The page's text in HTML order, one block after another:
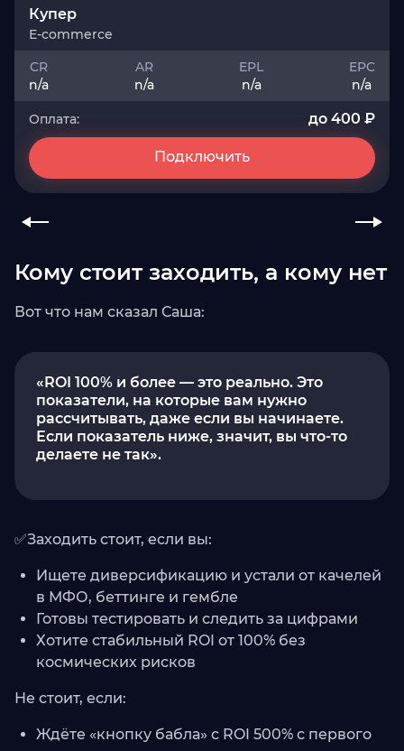
Купер
E-commerce
CR
n/a
AR
n/a
EPL
n/a
EPC
n/a
Оплата: до 400 ₽
Подключить
Кому стоит заходить, а кому нет
Вот что нам сказал Саша:
«ROI 100% и более — это реально. Это
показатели, на которые вам нужно
рассчитывать, даже если вы начинаете.
Если показатель ниже, значит, вы что-то
делаете не так».
✅Заходить стоит, если вы:
Ищете диверсификацию и устали от качелей
в МФО, беттинге и гембле
Готовы тестировать и следить за цифрами
Хотите стабильный ROI от 100% без
космических рисков
Не стоит, если:
Ждёте «кнопку бабла» с ROI 500% с первого